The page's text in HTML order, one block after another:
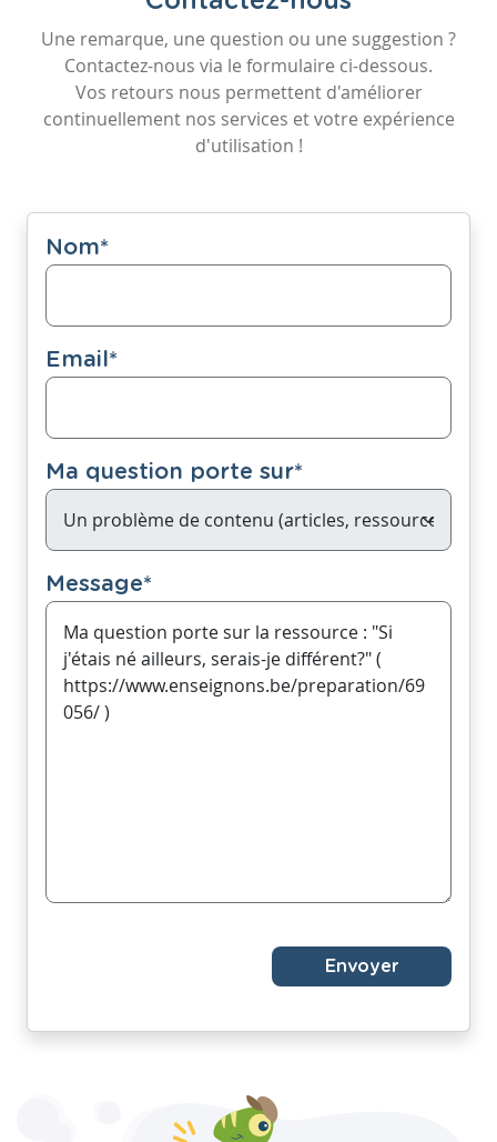
Une remarque, une question ou une suggestion ?
Contactez-nous via le formulaire ci-dessous.
Vos retours nous permettent d'améliorer
continuellement nos services et votre expérience
d'utilisation !
Nom*
Email*
Ma question porte sur*
Message*
Envoyer